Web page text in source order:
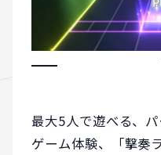
最大5人で遊べる、
ゲーム体験、「撃奏